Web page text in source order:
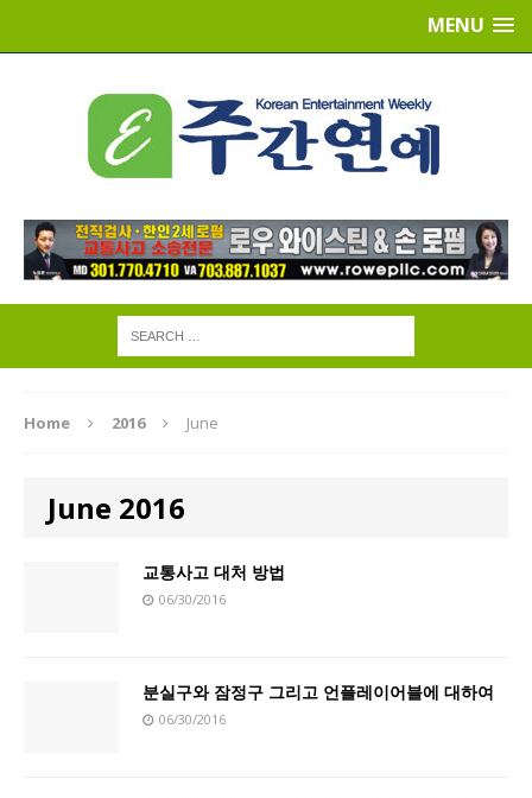
MENU
Home 2016 June
June 2016
교통사고 대처 방법
06/30/2016
분실구와 잠정구 그리고 언플레이어블에 대하여
06/30/2016